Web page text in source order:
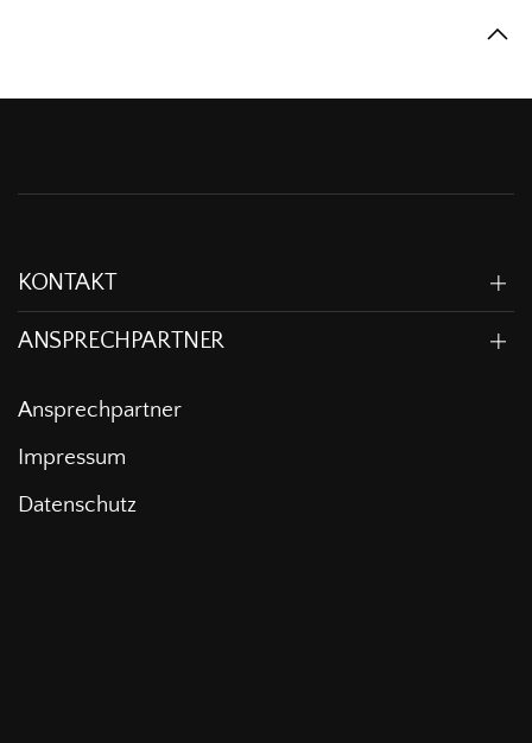
KONTAKT
ANSPRECHPARTNER
Ansprechpartner
Impressum
Datenschutz